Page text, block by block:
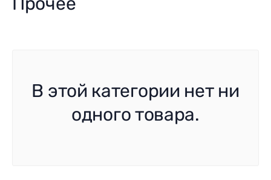
В этой категории нет ни
одного товара.